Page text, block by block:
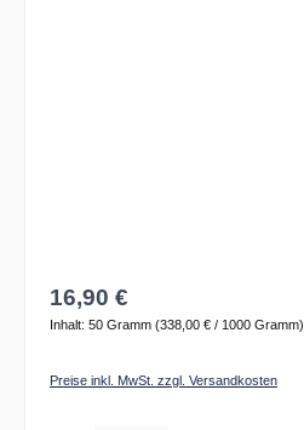
16,90 €
Inhalt: 50 Gramm (338,00 € / 1000 Gramm)
Preise inkl. MwSt. zzgl. Versandkosten